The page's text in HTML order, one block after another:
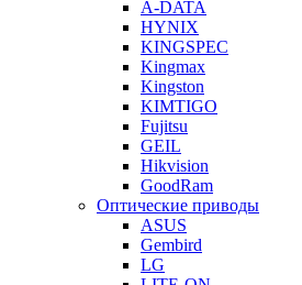
A-DATA
HYNIX
KINGSPEC
Kingmax
Kingston
KIMTIGO
Fujitsu
GEIL
Hikvision
GoodRam
Оптические приводы
ASUS
Gembird
LG